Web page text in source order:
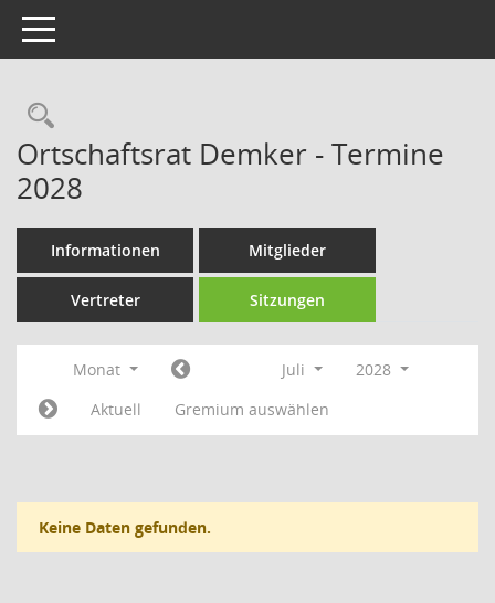
Toggle navigation
Rechercheauswahl
Ortschaftsrat Demker - Termine
2028
Informationen Mitglieder
Vertreter Sitzungen
Monat Juli
2028
Aktuell
Gremium auswählen
Keine Daten gefunden.